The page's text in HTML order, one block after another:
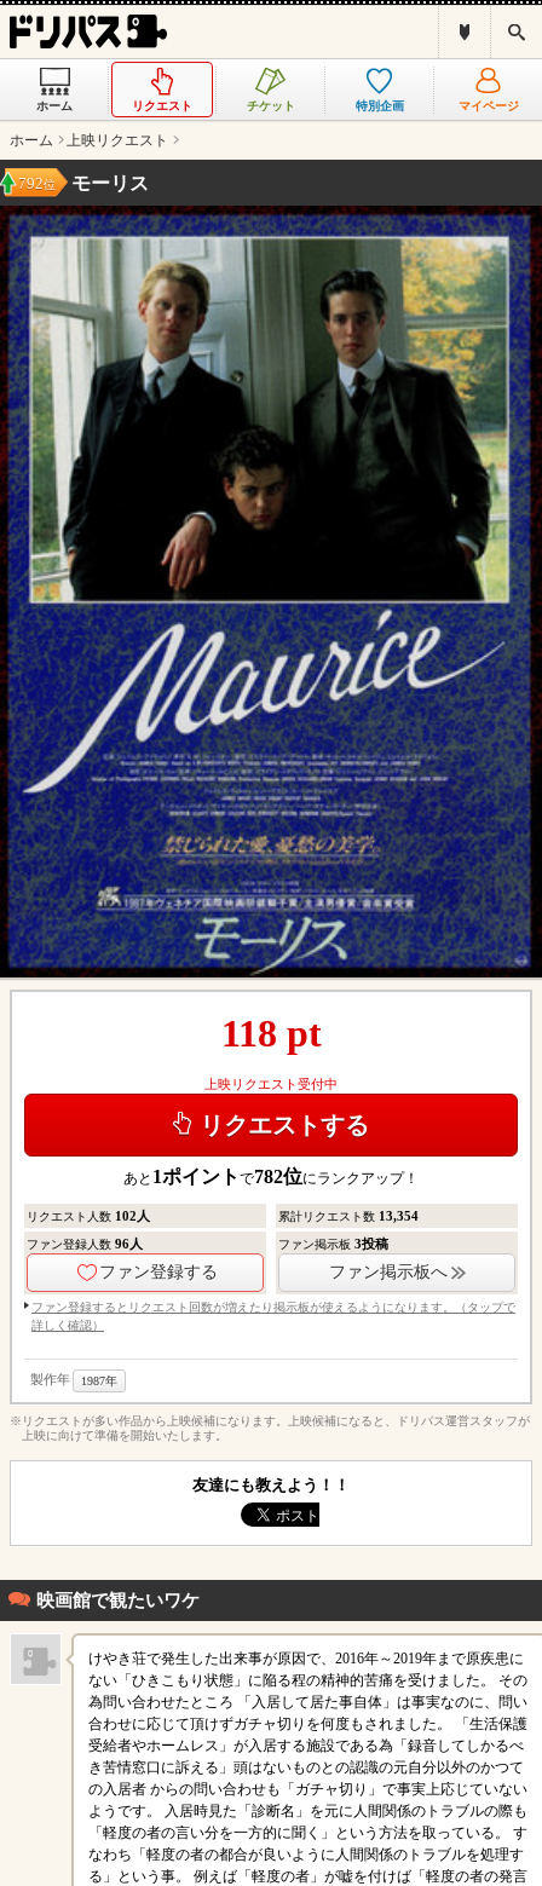
ス
ホーム リクエスト チケット 特別企画 マイページ
ホーム 上映リクエスト
モーリス
792位
118 pt
上映リクエスト受付中
リクエストする
あと 1ポイント で782位にランクアップ！
リクエスト人数 102 人 累計リクエスト数 13,354
ファン登録人数 96人
ファン登録する
ファン掲示板3投稿
ファン掲示板へ
ファン登録するとリクエスト回数が増えたり掲示板が使えるようになります。（タップで
詳しく確認）
製作年 1987年
※リクエストが多い作品から上映候補になります。上映候補になると、ドリパス運営スタッフが
上映に向けて準備を開始いたします。
友達にも教えよう！！
映画館で観たいワケ
けやき荘で発生した出来事が原因で、2016年～2019年まで原疾患に
ない「ひきこもり状態」に陥る程の精神的苦痛を受けました。 その
為問い合わせたところ 「入居して居た事自体」は事実なのに、問い
合わせに応じて頂けずガチャ切りを何度もされました。 「生活保護
受給者やホームレス」が入居する施設である為「録音してしかるべ
き苦情窓口に訴える」頭はないものとの認識の元自分以外のかつて
の入居者 からの問い合わせも「ガチャ切り」で事実上応じていない
ようです。 入居時見た「診断名」を元に人間関係のトラブルの際も
「軽度の者の言い分を一方的に聞く」という方法を取っている。 す
なわち「軽度の者の都合が良いように人間関係のトラブルを処理す
る」という事。 例えば「軽度の者」が嘘を付けば「軽度の者の発言